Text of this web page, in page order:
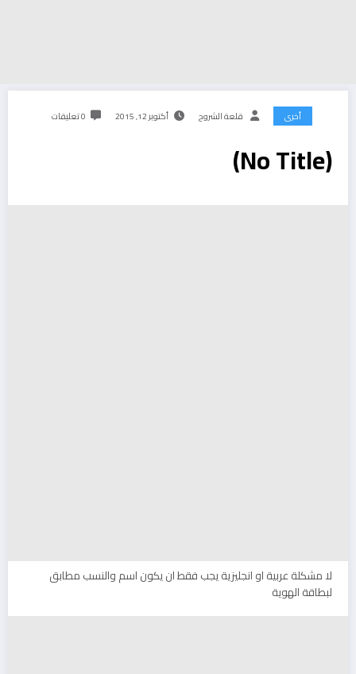
أخرى قلعة الشروح أكتوبر 12, 2015 0 تعليقات
(No Title)
لا مشكلة عربية او انجليزية يجب فقط ان يكون اسم والنسب مطابق
لبطاقة الهوية